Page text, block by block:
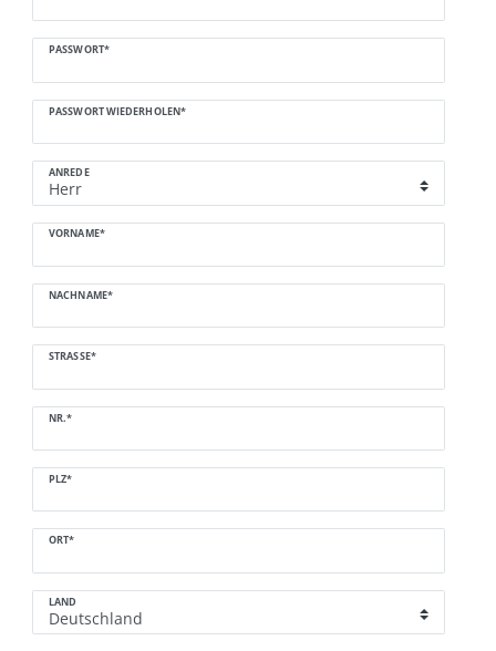
PASSWORT*
PASSWORT WIEDERHOLEN*
registrieren
ANREDE
VORNAME*
NACHNAME*
STRASSE*
NR.*
PLZ*
ORT*
LAND